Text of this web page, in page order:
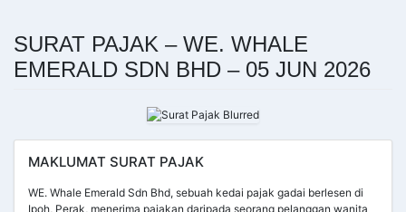
SURAT PAJAK – WE. WHALE
EMERALD SDN BHD – 05 JUN 2026
MAKLUMAT SURAT PAJAK
WE. Whale Emerald Sdn Bhd, sebuah kedai pajak gadai berlesen di
Ipoh, Perak, menerima pajakan daripada seorang pelanggan wanita